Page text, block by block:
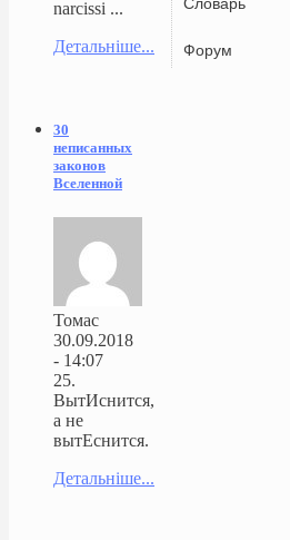
Форум
narcissi ...
Детальніше...
30
неписанных
законов
Вселенной
Томас
30.09.2018
- 14:07
25.
ВытИснится,
а не
вытЕснится.
Детальніше...